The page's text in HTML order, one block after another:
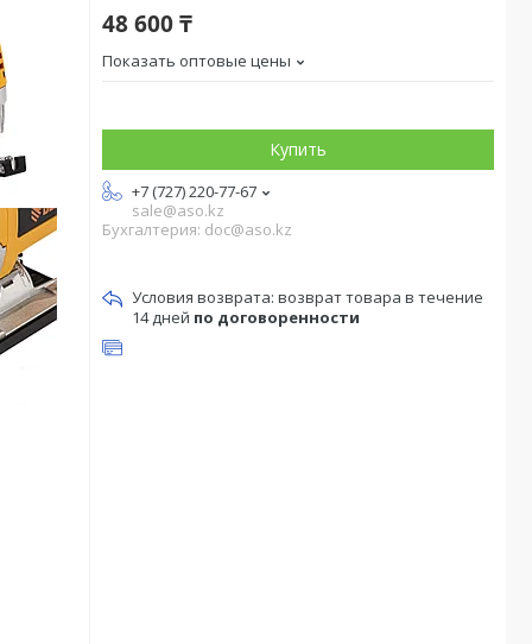
48 600 ₸
Показать оптовые цены
Купить
+7 (727) 220-77-67
sale@aso.kz
Бухгалтерия: doc@aso.kz
возврат товара в течение
14 дней по договоренности